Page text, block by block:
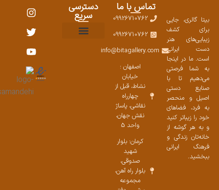
بیتا گالری، جایی
برای کشف
زیبایی‌های هنر
دست ایرانی
است. ما در اینجا
به شما فرصتی
می‌دهیم تا با
صنایع دستی
اصیل و منحصر
به فرد، فضاهای
خود را زیباتر کنید
و به هر گوشه از
خانه‌تان زندگی و
فرهنگ ایرانی
ببخشید.
تماس با ما
09926710762
09926710762
info@bitagallery.com
اصفهان :
خیابان
نشاط، قبل از
چهارراه
نقاشی، پاساژ
نقش جهان،
واحد 5
کرمان: بلوار
شهید
صدوقی،
بلوار راه آهن،
مجموعه
دسترسی
سریع